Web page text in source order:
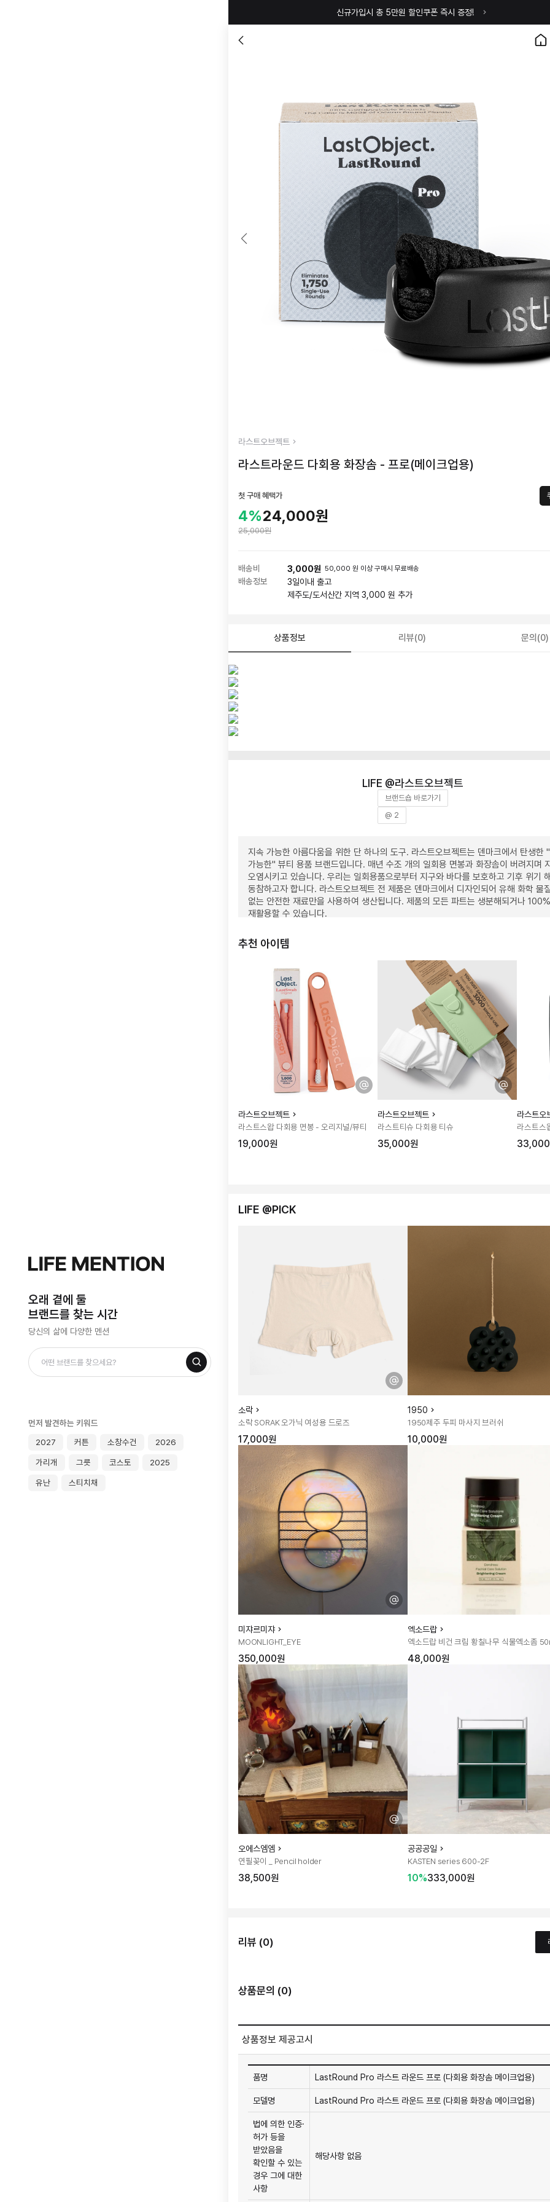
신규가입시 총 5만원 할인쿠폰 즉시 증정!
라스트오브젝트
라스트라운드 다회용 화장솜 - 프로(메이크업용)
첫 구매 혜택가
4%24,000원
25,000원
배송비 3,000원 50,000 원 이상 구매시 무료배송
배송정보 3일이내 출고
제주도/도서산간 지역 3,000 원 추가
상품정보 리뷰(0) 문의(0)
라스트오브젝트
브랜드숍 바로가기
@ 2
지속 가능한 아름다움을 위한 단 하나의 도구. 라스트오브젝트는 덴마크에서 탄생한
가능한" 뷰티 용품 브랜드입니다. 매년 수조 개의 일회용 면봉과 화장솜이 버려지며
오염시키고 있습니다. 우리는 일회용품으로부터 지구와 바다를 보호하고 기후 위기
동참하고자 합니다. 라스트오브젝트 전 제품은 덴마크에서 디자인되어 유해 화학 물
없는 안전한 재료만을 사용하여 생산됩니다. 제품의 모든 파트는 생분해되거나 100%
재활용할 수 있습니다.
추천 아이템
라스트오브젝트
라스트스왑 다회용 면봉 - 오리지널/뷰티
19,000원
라스트오브젝트
라스트티슈 다회용 티슈
35,000원
라스트오
라스트스
LIFE @PICK
소락
소락 SORAK 오가닉 여성용 드로즈
17,000원
1950
1950제주 두피 마사지 브러쉬
10,000원
미쟈르미쟈
MOONLIGHT_EYE
350,000원
엑소드랍
엑소드랍 비건 크림 황칠나무 식물엑소좀
48,000원
오에스엠엠
연필꽂이 _ Pencil holder
38,500원
공공공일
KASTEN series 600-2F
10%333,000원
리뷰 (0)
상품문의 (0)
상품정보 제공고시
품명 LastRound Pro 라스트 라운드 프로 (다회용 화장솜 메이크업용)
모델명 LastRound Pro 라스트 라운드 프로 (다회용 화장솜 메이크업용)
법에 의한 인증·
허가 등을
받았음을
확인할 수 있는
경우 그에 대한
사항
해당사항 없음
오래 곁에 둘
브랜드를 찾는 시간
당신의 삶에 다양한 멘션
먼저 발견하는 키워드
2027
커튼 소창수건 2026
가리개 그릇 코스토 2025
유난 스티치채